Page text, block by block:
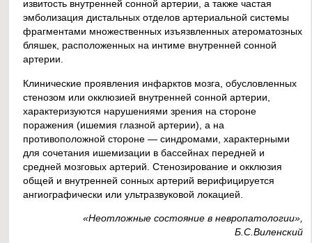
извитость внутренней сонной артерии, а также частая
эмболизация дистальных отделов артериальной системы
фрагментами множественных изъязвленных атероматозных
бляшек, расположенных на интиме внутренней сонной
артерии.
Клинические проявления инфарктов мозга, обусловленных
стенозом или окклюзией внутренней сонной артерии,
характеризуются нарушениями зрения на стороне
поражения (ишемия глазной артерии), а на
противоположной стороне — синдромами, характерными
для сочетания ишемизации в бассейнах передней и
средней мозговых артерий. Стенозирование и окклюзия
общей и внутренней сонных артерий верифицируется
ангиографически или ультразвуковой локацией.
«Неотложные состояние в невропатологии»,
Б.С.Виленский